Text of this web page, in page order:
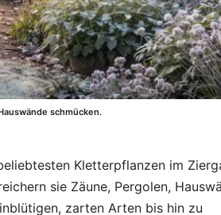
schmücken.
Kletterpflanzen im
sie Zäune, Pergolen,
zarten Arten bis hin zu